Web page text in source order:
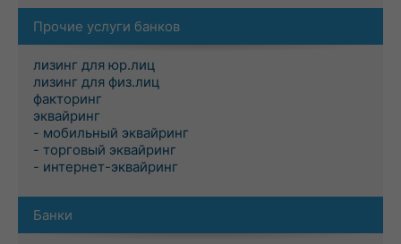
Прочие услуги банков
лизинг для юр.лиц
лизинг для физ.лиц
факторинг
эквайринг
- мобильный эквайринг
- торговый эквайринг
- интернет-эквайринг
Банки